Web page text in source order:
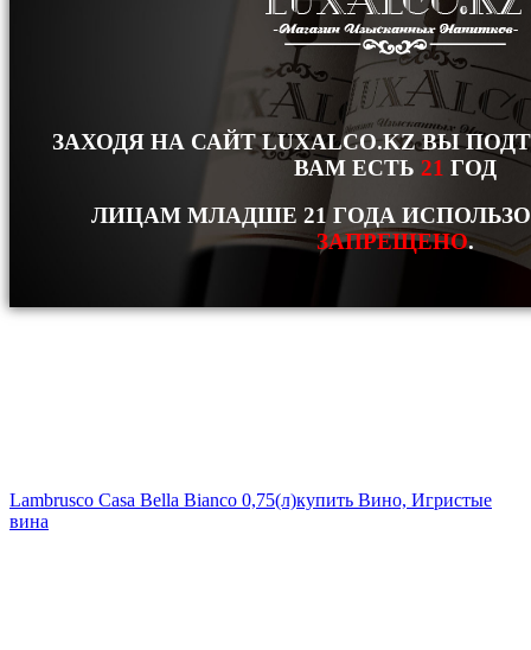
ЗАХОДЯ НА САЙТ LUXALCO.KZ ВЫ
ВАМ ЕСТЬ 21 ГОД
ЛИЦАМ МЛАДШЕ 21 ГОДА
ЗАПРЕЩЕНО.
Lambrusco Casa Bella Bianco 0,75(л)купить Вино, Игристые
вина